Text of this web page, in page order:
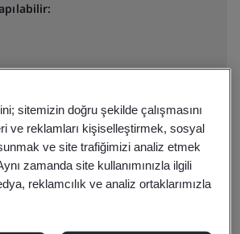
yapın
sitemizin doğru şekilde çalışmasını
ve reklamları kişiselleştirmek, sosyal
ve site trafiğimizi analiz etmek
zamanda site kullanımınızla ilgili
reklamcılık ve analiz ortaklarımızla